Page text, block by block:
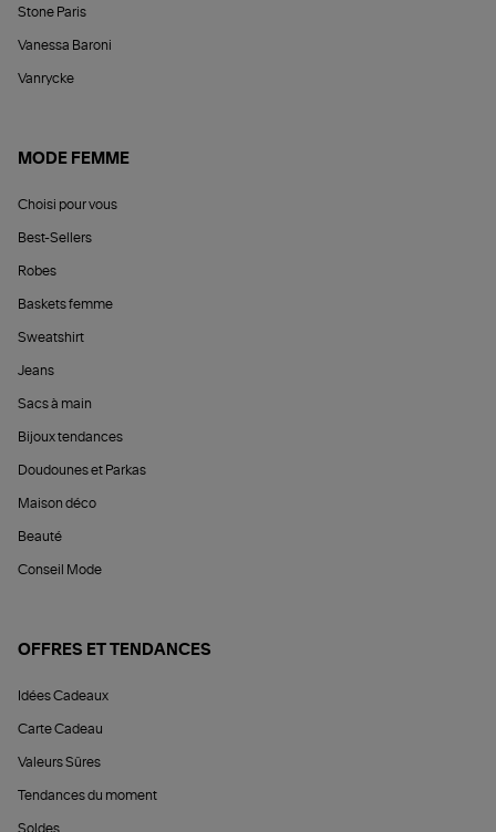
Stone Paris
Vanessa Baroni
Vanrycke
MODE FEMME
Choisi pour vous
Best-Sellers
Robes
Baskets femme
Sweatshirt
Jeans
Sacs à main
Bijoux tendances
Doudounes et Parkas
Maison déco
Beauté
Conseil Mode
OFFRES ET TENDANCES
Idées Cadeaux
Carte Cadeau
Valeurs Sûres
Tendances du moment
Soldes